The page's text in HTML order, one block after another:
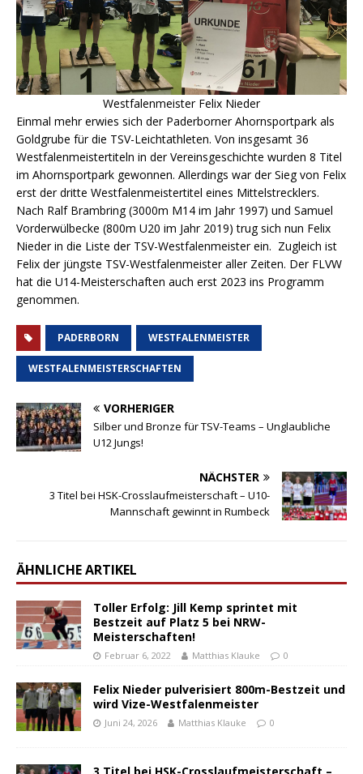
Westfalenmeister Felix Nieder
Einmal mehr erwies sich der Paderborner Ahornsportpark als
Goldgrube für die TSV-Leichtathleten. Von insgesamt 36
Westfalenmeistertiteln in der Vereinsgeschichte wurden 8 Titel
im Ahornsportpark gewonnen. Allerdings war der Sieg von Felix
erst der dritte Westfalenmeistertitel eines Mittelstrecklers.
Nach Ralf Brambring (3000m M14 im Jahr 1997) und Samuel
Vorderwülbecke (800m U20 im Jahr 2019) trug sich nun Felix
Nieder in die Liste der TSV-Westfalenmeister ein. Zugleich ist
Felix der jüngste TSV-Westfalenmeister aller Zeiten. Der FLVW
hat die U14-Meisterschaften auch erst 2023 ins Programm
genommen.
PADERBORN WESTFALENMEISTER
WESTFALENMEISTERSCHAFTEN
VORHERIGER
Silber und Bronze für TSV-Teams – Unglaubliche
U12 Jungs!
NÄCHSTER
3 Titel bei HSK-Crosslaufmeisterschaft – U10-
Mannschaft gewinnt in Rumbeck
ÄHNLICHE ARTIKEL
Toller Erfolg: Jill Kemp sprintet mit
Bestzeit auf Platz 5 bei NRW-
Meisterschaften!
Februar 6, 2022 Matthias Klauke 0
Felix Nieder pulverisiert 800m-Bestzeit und
wird Vize-Westfalenmeister
Juni 24, 2026 Matthias Klauke 0